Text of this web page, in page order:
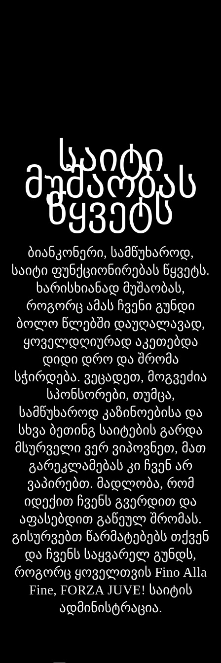
საიტი
მუშაობას
წყვეტს
ბიანკონერი, სამწუხაროდ,
საიტი ფუნქციონირებას წყვეტს.
ხარისხიანად მუშაობას,
როგორც ამას ჩვენი გუნდი
ბოლო წლებში დაუღალავად,
ყოველდღიურად აკეთებდა
დიდი დრო და შრომა
სჭირდება. ვეცადეთ, მოგვეძია
სპონსორები, თუმცა,
სამწუხაროდ კაზინოებისა და
სხვა ბეთინგ საიტების გარდა
მსურველი ვერ ვიპოვნეთ, მათ
გარეკლამებას კი ჩვენ არ
ვაპირებთ. მადლობა, რომ
იდექით ჩვენს გვერდით და
აფასებდით გაწეულ შრომას.
გისურვებთ წარმატებებს თქვენ
და ჩვენს საყვარელ გუნდს,
როგორც ყოველთვის Fino Alla
Fine, FORZA JUVE! საიტის
ადმინისტრაცია.